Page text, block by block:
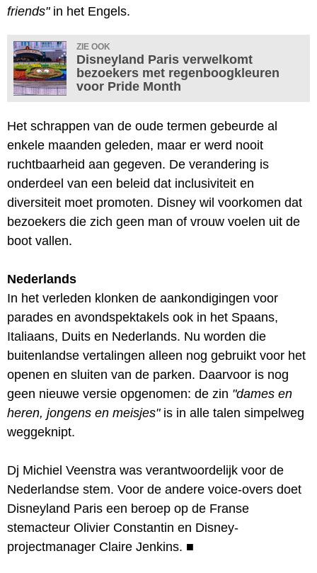
friends"in het Engels.
ZIE OOK
Disneyland Paris verwelkomt
bezoekers met regenboogkleuren
voor Pride Month
Het schrappen van de oude termen gebeurde al
enkele maanden geleden, maar er werd nooit
ruchtbaarheid aan gegeven. De verandering is
onderdeel van een beleid dat inclusiviteit en
diversiteit moet promoten. Disney wil voorkomen dat
bezoekers die zich geen man of vrouw voelen uit de
boot vallen.
Nederlands
In het verleden klonken de aankondigingen voor
parades en avondspektakels ook in het Spaans,
Italiaans, Duits en Nederlands. Nu worden die
buitenlandse vertalingen alleen nog gebruikt voor het
openen en sluiten van de parken. Daarvoor is nog
geen nieuwe versie opgenomen: de zin "dames en
heren, jongens en meisjes"is in alle talen simpelweg
weggeknipt.
Dj Michiel Veenstra was verantwoordelijk voor de
Nederlandse stem. Voor de andere voice-overs doet
Disneyland Paris een beroep op de Franse
stemacteur Olivier Constantin en Disney-
projectmanager Claire Jenkins. ■